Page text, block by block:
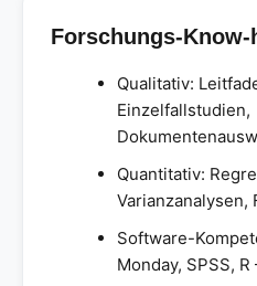
Forschungs-Know-
Qualitativ:
Einzelfallstudien,
Quantitativ:
Software-
Monday, SPSS,